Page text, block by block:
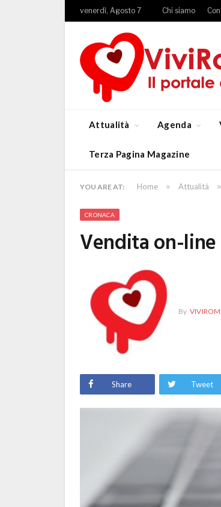
venerdì, Agosto 7 Chi siamo
Attualità Agenda
Terza Pagina Magazine
YOU ARE AT: Home » Attualità »
CRONACA
Vendita on-
By
Share Tweet